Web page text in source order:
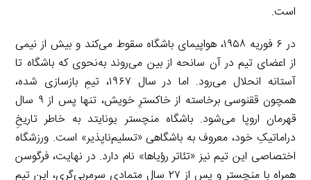
است.
در ۶ فوریه ۱۹۵۸، هواپیمای باشگاه سقوط می‌کند و بیش از نیمی
از اعضای تیم در آن سانحه از بین می‌روند به‌نحوی که باشگاه تا
آستانه انحلال می‌رود. اما در سال ۱۹۶۷، تیمِ بازسازی شده،
همچون ققنوسی برخاسته از خاکسترِ خویش، تنها پس از ۹ سال
قهرمان اروپا می‌شود. باشگاه منچستر یونایتد به خاطر تاریخِ
دراماتیکِ خود، معروف به باشگاهی «تسلیم‌ناپذیر» است. ورزشگاه
اختصاصی این تیم نیز «تئاتر رؤیاها» نام دارد. در نهایت، فرگوسن
همراه با منچستر و پس از ۲۷ سالِ متمادی سرمربی‌گری، این تیم